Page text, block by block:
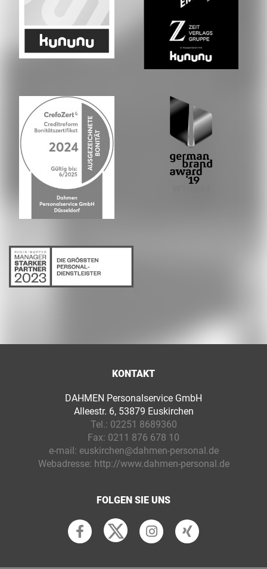
KONTAKT
DAHMEN Personalservice GmbH
Alleestr. 6, 53879 Euskirchen
Tel.: 02251 8689360
Fax: 0211 876 678 10
e-mail: euskirchen@dahmen-personal.de
Webadresse: http://www.dahmen-personal.de
FOLGEN SIE UNS